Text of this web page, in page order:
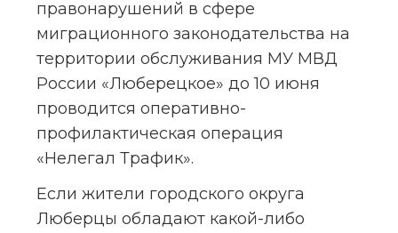
правонарушений в сфере
миграционного законодательства на
территории обслуживания МУ МВД
России «Люберецкое» до 10 июня
проводится оперативно-
профилактическая операция
«Нелегал Трафик».
Если жители городского округа
Люберцы обладают какой-либо